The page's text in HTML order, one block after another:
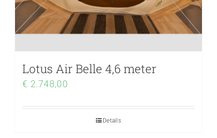
Lotus Air Belle 4,6 meter
€ 2.748,00
Details